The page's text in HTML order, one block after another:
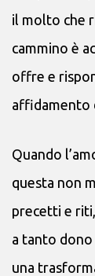
il molto che
cammino è
offre e
affidamento
Quando
questa non
precetti e
a tanto dono
una